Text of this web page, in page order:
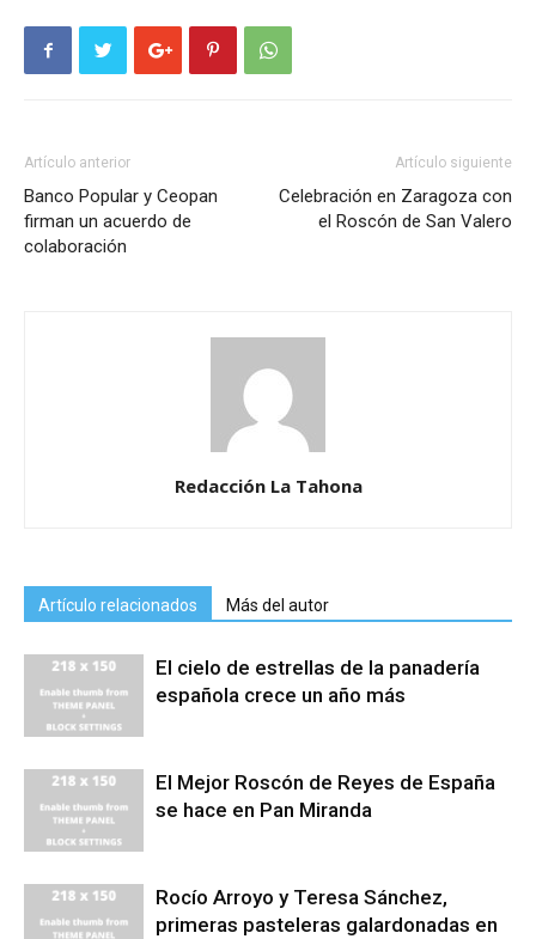
Artículo anterior
Banco Popular y Ceopan
firman un acuerdo de
colaboración
Artículo siguiente
Celebración en Zaragoza con
el Roscón de San Valero
Redacción La Tahona
Artículo relacionados Más del autor
El cielo de estrellas de la panadería
española crece un año más
El Mejor Roscón de Reyes de España
se hace en Pan Miranda
Rocío Arroyo y Teresa Sánchez,
primeras pasteleras galardonadas en